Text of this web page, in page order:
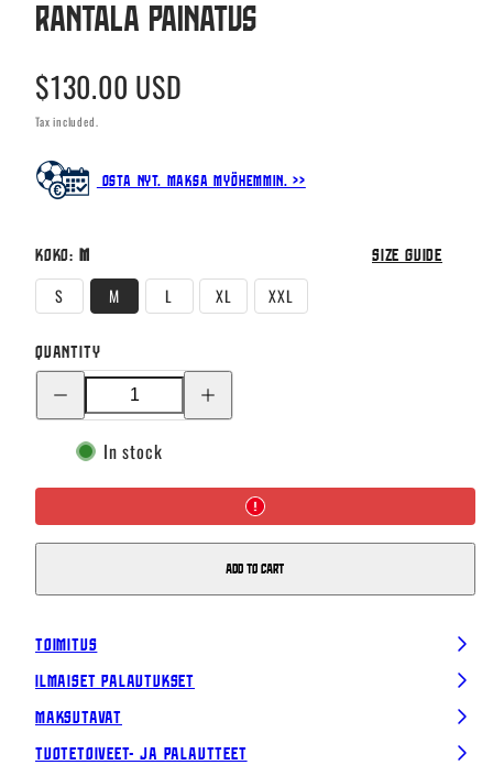
Rantala painatus
Regular
price
$130.00 USD
Tax included.
Osta nyt. Maksa myöhemmin. >>
Koko: M Size guide
S M L XL XXL
Quantity
Decrease
quantity
Kotipelipaita
2025/26,
quantity
In stock
Add to cart
Toimitus
Ilmaiset palautukset
Maksutavat
Tuotetoiveet- ja palautteet